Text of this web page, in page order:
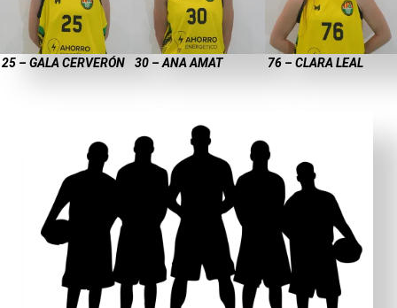
25 – GALA CERVERÓN 30 – ANA AMAT 76 – CLARA LEAL